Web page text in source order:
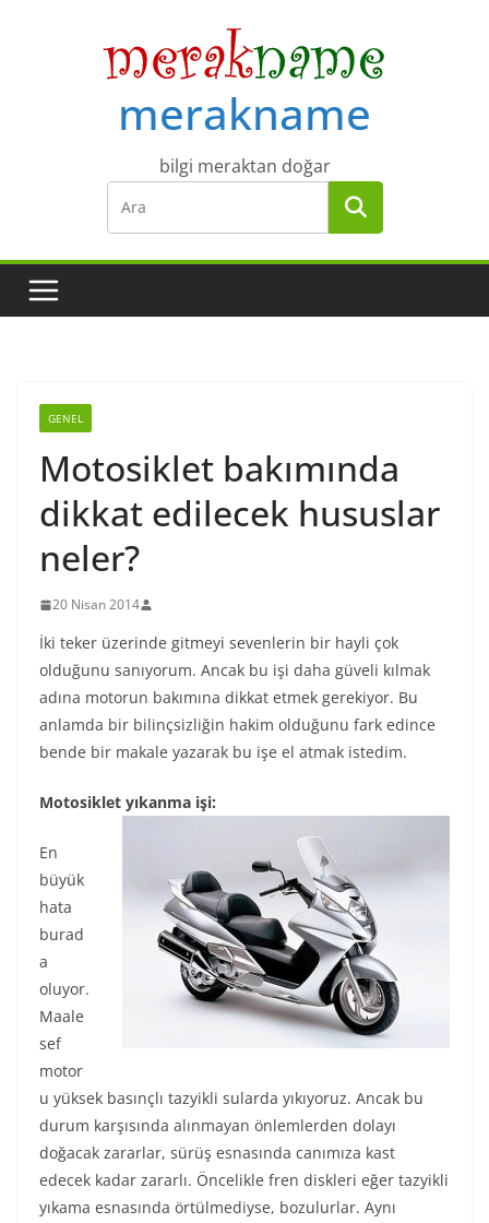
merakname
bilgi meraktan doğar
GENEL
Motosiklet bakımında
dikkat edilecek hususlar
neler?
20 Nisan 2014
İki teker üzerinde gitmeyi sevenlerin bir hayli çok
olduğunu sanıyorum. Ancak bu işi daha güveli kılmak
adına motorun bakımına dikkat etmek gerekiyor. Bu
anlamda bir bilinçsizliğin hakim olduğunu fark edince
bende bir makale yazarak bu işe el atmak istedim.
Motosiklet yıkanma işi:
En
büyük
hata
burad
a
oluyor.
Maale
sef
motor
u yüksek basınçlı tazyikli sularda yıkıyoruz. Ancak bu
durum karşısında alınmayan önlemlerden dolayı
doğacak zararlar, sürüş esnasında canımıza kast
edecek kadar zararlı. Öncelikle fren diskleri eğer tazyikli
yıkama esnasında örtülmediyse, bozulurlar. Aynı